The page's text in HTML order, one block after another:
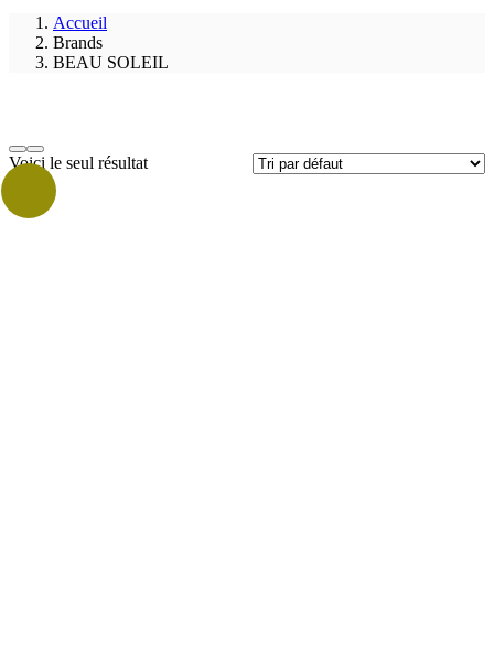
Accueil
Brands
BEAU SOLEIL
Prix
Voici le seul résultat